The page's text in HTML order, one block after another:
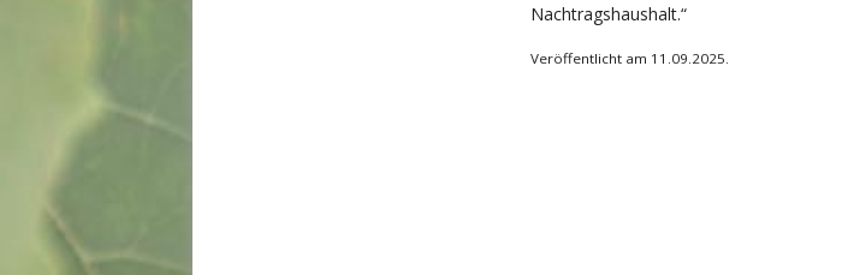
Nachtragshaushalt.“
Veröffentlicht am 11.09.2025.